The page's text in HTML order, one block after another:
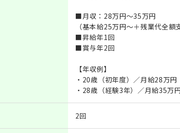
■月収：28万円～35万円
（基本給25万円～＋残業代全額
■昇給年1回
■賞与年2回
【年収例】
・20歳（初年度）／月給28万
・28歳（経験3年）／月給35万
2回